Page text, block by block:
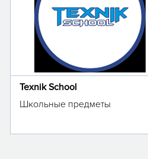
Texnik School
Школьные предметы